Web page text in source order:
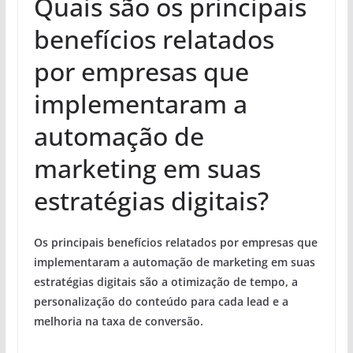
benefícios relatados
por empresas que
implementaram a
automação de
marketing em suas
estratégias digitais?
Os principais benefícios relatados por empresas que
implementaram a automação de marketing em suas
estratégias digitais são a otimização de tempo, a
personalização do conteúdo para cada lead e a
melhoria na taxa de conversão.